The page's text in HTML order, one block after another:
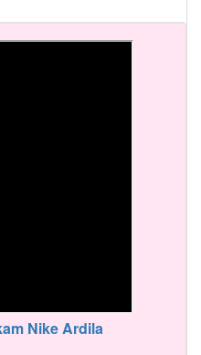
Nike Ardila